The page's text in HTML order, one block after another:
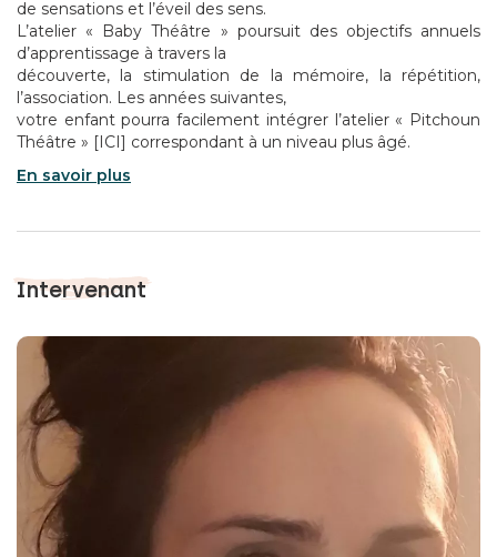
de sensations et l’éveil des sens.
L’atelier « Baby Théâtre » poursuit des objectifs annuels
d’apprentissage à travers la
découverte, la stimulation de la mémoire, la répétition,
l’association. Les années suivantes,
votre enfant pourra facilement intégrer l’atelier « Pitchoun
Théâtre » [ICI] correspondant à un niveau plus âgé.
En savoir plus
Intervenant